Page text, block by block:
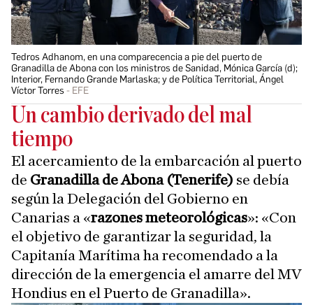
Tedros Adhanom, en una comparecencia a pie del puerto de
Granadilla de Abona con los ministros de Sanidad, Mónica García (d);
Interior, Fernando Grande Marlaska; y de Política Territorial, Ángel
Víctor Torres
EFE
Un cambio derivado del mal
tiempo
El acercamiento de la embarcación al puerto
de Granadilla de Abona (Tenerife) se debía
segúnla Delegación del Gobierno en
Canarias a «razones meteorológicas»: «Con
el objetivo de garantizar la seguridad, la
Capitanía Marítima ha recomendado a la
dirección de la emergencia el amarre del MV
Hondius en el Puerto de Granadilla».